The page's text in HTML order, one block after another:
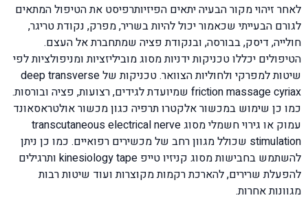
לאחר זיהוי מקור הבעיה יתאים הפיזיותרפיסט את הטיפול המתאים
לגורם הבעייתי שכאמור יכול להיות בשריר, מפרק, נקודת טריגר,
חולייה, דיסק, בבורסה, ובנקודת פציה שמתחברת אל העצם.
הטיפולים יכללו טכניקות ידניות מסוג מוביליזציות ומניפולציות לפי
שיטות למפרקי ולחוליות הצוואר. טכניקות של deep transverse
friction massage cyriax שמיועדת לגידים, רצועות, פציה ובורסות.
כמו כן שימוש במכשור אלקטרו תרפיה כגון מכשור אולטראסאונד
עמוק או גירוי חשמלי מסוג transcutaneous electrical nerve
stimulation שכולל מגוון רחב של מכשירים רפואיים. כמו כן ניתן
להשתמש בחבישות מסוג קניזיו טייפ kinesiology tape ותרגילים
להפעלת שרירים, להארכת רקמות מקוצרות ועוד שיטות רבות
מגוונות אחרות.